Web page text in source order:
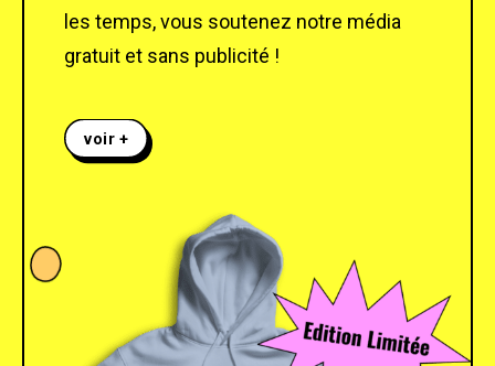
les temps, vous soutenez notre média
gratuit et sans publicité !
voir +